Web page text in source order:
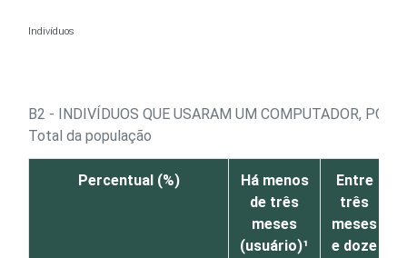
Indivíduos
B2 - INDIVÍDUOS QUE USARAM UM COMPUTADOR, POR
Total da população
Percentual (%)
Há menos
de três
meses
(usuário)¹
Entre
três
meses
e doze